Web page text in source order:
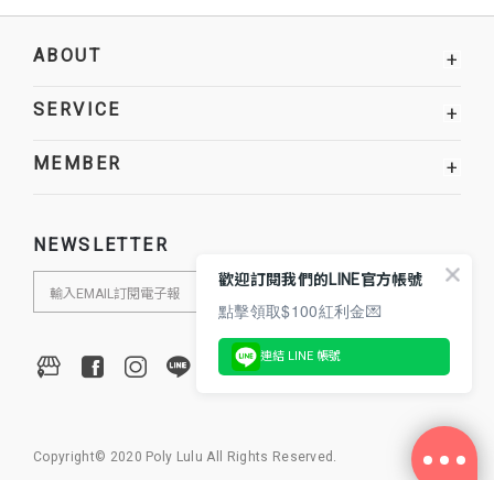
ABOUT +
SERVICE +
MEMBER +
NEWSLETTER
Copyright© 2020 Poly Lulu All Rights Reserved.
歡迎訂閱我們的LINE官方帳號
點擊領取$100紅利金💌
連結 LINE 帳號